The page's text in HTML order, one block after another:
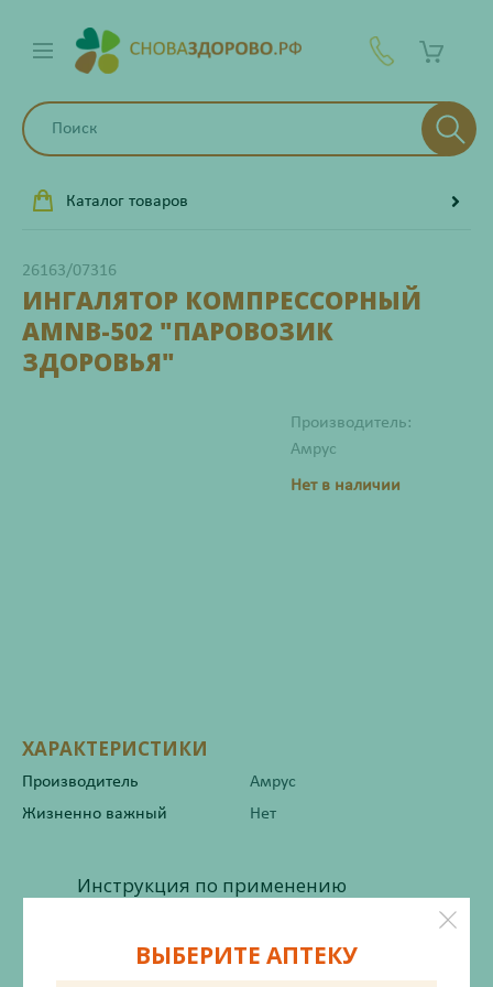
Каталог товаров
26163/07316
ИНГАЛЯТОР КОМПРЕССОРНЫЙ
AMNB-502 "ПАРОВОЗИК
ЗДОРОВЬЯ"
Производитель:
Амрус
Нет в наличии
ХАРАКТЕРИСТИКИ
Производитель
Амрус
Жизненно важный
Нет
Инструкция по применению
Описание
ВЫБЕРИТЕ АПТЕКУ